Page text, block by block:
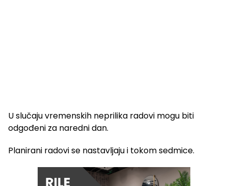
U slučaju vremenskih neprilika radovi mogu biti
odgođeni za naredni dan.
Planirani radovi se nastavljaju i tokom sedmice.